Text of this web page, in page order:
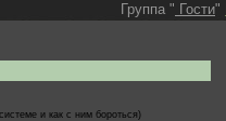
Группа " Гости"
и как с ним бороться)